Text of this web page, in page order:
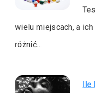
wielu miejscach, a
różnić…